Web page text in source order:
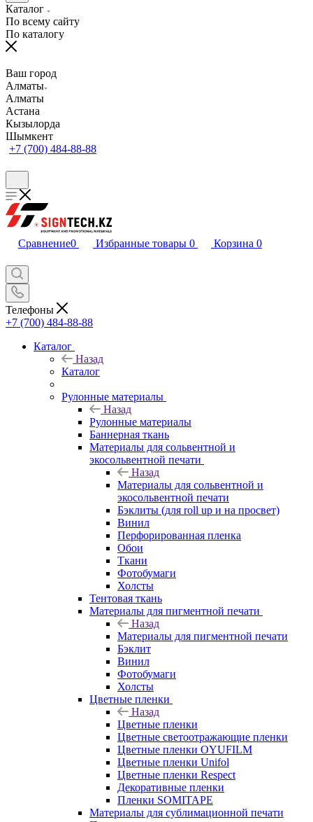
Каталог
По всему сайту
По каталогу
Ваш город
Алматы
Алматы
Астана
Кызылорда
Шымкент
+7 (700) 484-88-88
Сравнение0 Избранные товары 0 Корзина 0
Телефоны
+7 (700) 484-88-88
Каталог
Назад
Каталог
Рулонные материалы
Назад
Рулонные материалы
Баннерная ткань
Материалы для сольвентной и
экосольвентной печати
Назад
Материалы для сольвентной и
экосольвентной печати
Бэклиты (для roll up и на просвет)
Винил
Перфорированная пленка
Обои
Ткани
Фотобумаги
Холсты
Тентовая ткань
Материалы для пигментной печати
Назад
Материалы для пигментной печати
Бэклит
Винил
Фотобумаги
Холсты
Цветные пленки
Назад
Цветные пленки
Цветные светоотражающие пленки
Цветные пленки OYUFILM
Цветные пленки Unifol
Цветные пленки Respect
Декоративные пленки
Пленки SOMITAPE
Материалы для сублимационной печати